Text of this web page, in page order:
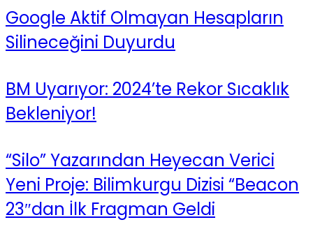
Google Aktif Olmayan Hesapların
Silineceğini Duyurdu
BM Uyarıyor: 2024’te Rekor Sıcaklık
Bekleniyor!
“Silo” Yazarından Heyecan Verici
Yeni Proje: Bilimkurgu Dizisi “Beacon
23″dan İlk Fragman Geldi